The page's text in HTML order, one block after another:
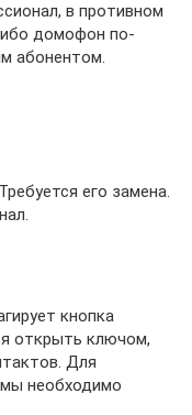
в противном
домофон по-
абонентом.
его замена.
кнопка
открыть ключом,
Для
необходимо